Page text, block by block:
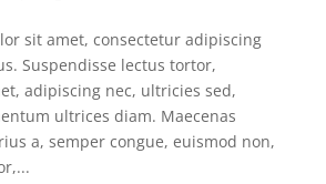
sit amet, consectetur adipiscing
Suspendisse lectus tortor,
adipiscing nec, ultricies sed,
ultrices diam. Maecenas
a, semper congue, euismod non,